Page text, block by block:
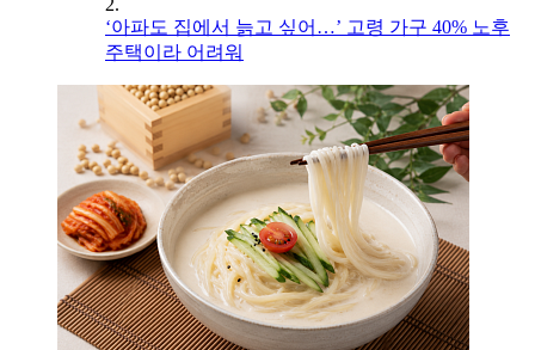
2.
‘아파도 집에서 늙고 싶어…’ 고령 가구 40% 노후
주택이라 어려워